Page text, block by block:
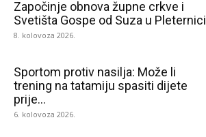
Započinje obnova župne crkve i
Svetišta Gospe od Suza u Pleternici
8. kolovoza 2026.
Sportom protiv nasilja: Može li
trening na tatamiju spasiti dijete
prije...
6. kolovoza 2026.